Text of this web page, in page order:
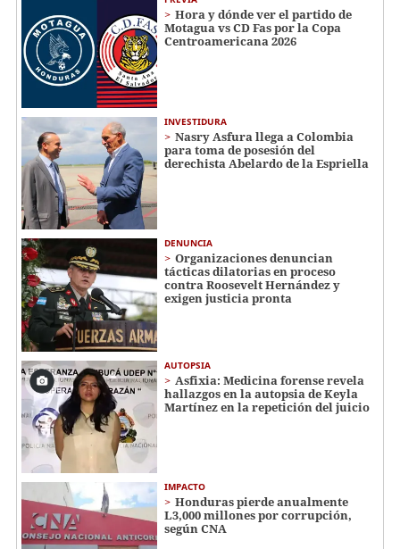
Hora y dónde ver el partido de
Motagua vs CD Fas por la Copa
Centroamericana 2026
INVESTIDURA
Nasry Asfura llega a Colombia
para toma de posesión del
derechista Abelardo de la Espriella
DENUNCIA
Organizaciones denuncian
tácticas dilatorias en proceso
contra Roosevelt Hernández y
exigen justicia pronta
AUTOPSIA
Asfixia: Medicina forense revela
hallazgos en la autopsia de Keyla
Martínez en la repetición del juicio
IMPACTO
Honduras pierde anualmente
L3,000 millones por corrupción,
según CNA